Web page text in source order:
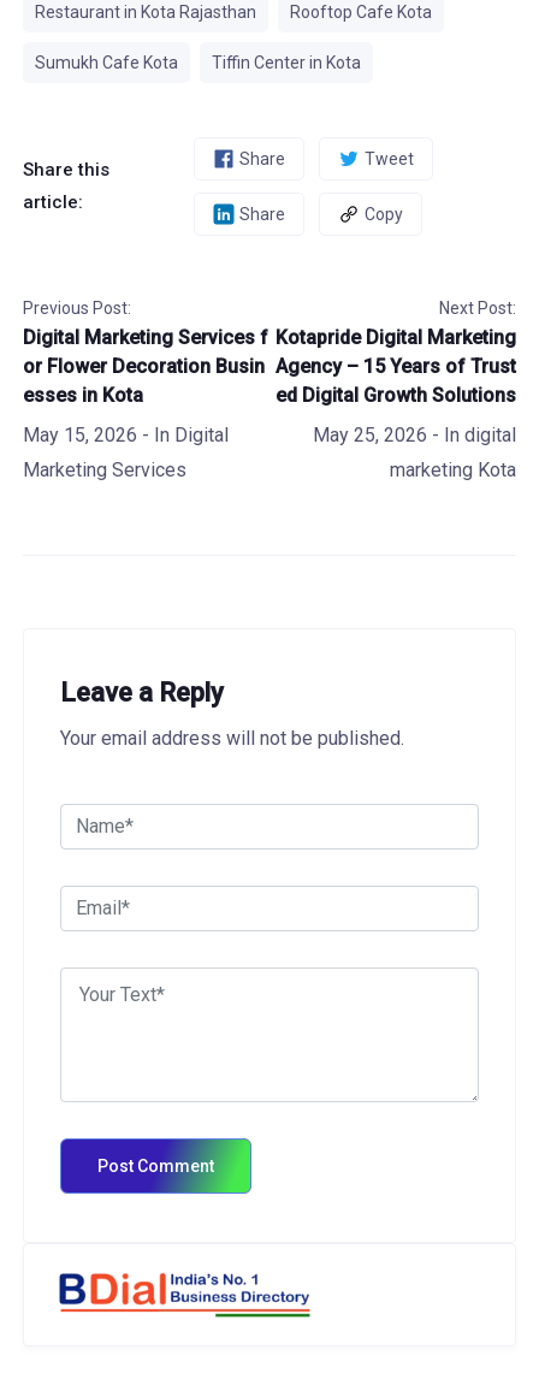
Restaurant in Kota Rajasthan Rooftop Cafe Kota
Sumukh Cafe Kota Tiffin Center in Kota
Share this
article:
Share Tweet
Share Copy
Previous Post:
Digital Marketing Services f
or Flower Decoration Busin
esses in Kota
May 15, 2026 - In Digital
Marketing Services
Next Post:
Kotapride Digital Marketing
Agency – 15 Years of Trust
ed Digital Growth Solutions
May 25, 2026 - Indigital
marketing Kota
Leave a Reply
Your email address will not be published.